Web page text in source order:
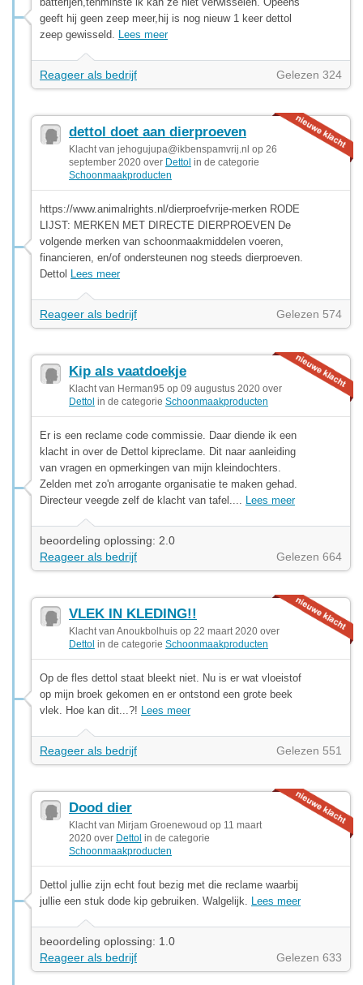
geeft hij geen zeep meer,hij is nog nieuw 1 keer dettol
zeep gewisseld. Lees meer
Reageer als bedrijf Gelezen 324
dettol doet aan dierproeven
Klacht van jehogujupa@ikbenspamvrij.nl op 26
september 2020 over Dettol in de categorie
Schoonmaakproducten
https://www.animalrights.nl/dierproefvrije-merken RODE
LIJST: MERKEN MET DIRECTE DIERPROEVEN De
volgende merken van schoonmaakmiddelen voeren,
financieren, en/of ondersteunen nog steeds dierproeven.
Dettol Lees meer
Reageer als bedrijf Gelezen 574
Kip als vaatdoekje
Klacht van Herman95 op 09 augustus 2020 over
Dettol in de categorie Schoonmaakproducten
Er is een reclame code commissie. Daar diende ik een
klacht in over de Dettol kipreclame. Dit naar aanleiding
van vragen en opmerkingen van mijn kleindochters.
Zelden met zo'n arrogante organisatie te maken gehad.
Directeur veegde zelf de klacht van tafel.... Lees meer
beoordeling oplossing: 2.0
Reageer als bedrijf
Gelezen 664
VLEK IN KLEDING!!
Klacht van Anoukbolhuis op 22 maart 2020 over
Dettol in de categorie Schoonmaakproducten
Op de fles dettol staat bleekt niet. Nu is er wat vloeistof
op mijn broek gekomen en er ontstond een grote beek
vlek. Hoe kan dit...?! Lees meer
Reageer als bedrijf Gelezen 551
Dood dier
Klacht van Mirjam Groenewoud op 11 maart
2020 over Dettol in de categorie
Schoonmaakproducten
Dettol jullie zijn echt fout bezig met die reclame waarbij
jullie een stuk dode kip gebruiken. Walgelijk. Lees meer
beoordeling oplossing: 1.0
Reageer als bedrijf
Gelezen 633